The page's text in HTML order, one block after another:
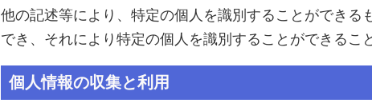
他の記述等により、特定の個人を識別することができる
でき、それにより特定の個人を識別することができるこ
個人情報の収集と利用